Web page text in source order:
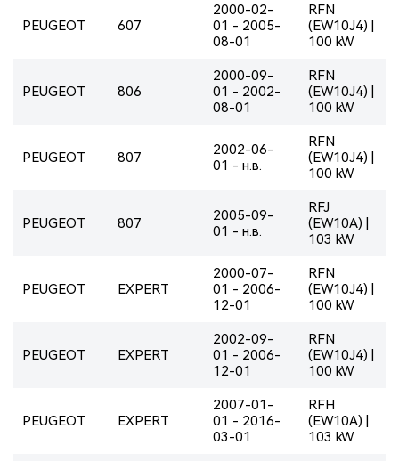
PEUGEOT 607
2000-02-
01 - 2005-
08-01
RFN
(EW10J4) |
100 kW
PEUGEOT 806
2000-09-
01 - 2002-
08-01
RFN
(EW10J4) |
100 kW
PEUGEOT 807
2002-06-
01 - н.в.
RFN
(EW10J4) |
100 kW
PEUGEOT 807
2005-09-
01 - н.в.
RFJ
(EW10A) |
103 kW
PEUGEOT EXPERT
2000-07-
01 - 2006-
12-01
RFN
(EW10J4) |
100 kW
PEUGEOT EXPERT
2002-09-
01 - 2006-
12-01
RFN
(EW10J4) |
100 kW
PEUGEOT EXPERT
2007-01-
01 - 2016-
03-01
RFH
(EW10A) |
103 kW